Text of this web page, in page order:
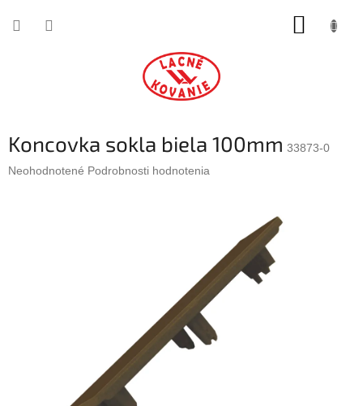
Koncovka sokla biela 100mm 33873-0
Priemerné
Neohodnotené Podrobnosti hodnotenia